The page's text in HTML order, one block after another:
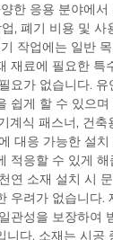
한 응용 분야에서
, 폐기 비용 및 사
작업에는 일반
재료에 필요한 특
요가 없습니다.
쉽게 할 수 있으
계식 패스너, 건축
대응 가능한 설
적응할 수 있게 해
연 소재 설치 시
우려가 없습니다.
관성을 보장하여
니다. 소재는 시공